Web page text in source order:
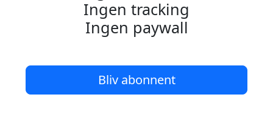
Ingen tracking
Ingen paywall
Bliv abonnent